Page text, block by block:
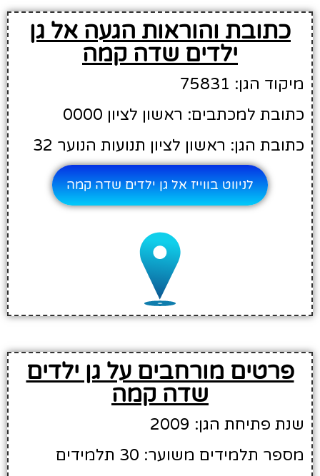
כתובת והוראות הגעה אל גן
ילדים שדה קמה
מיקוד הגן: 75831
כתובת למכתבים: ראשון לציון 0000
כתובת הגן: ראשון לציון תנועות הנוער 32
לניווט בווייז אל גן ילדים שדה קמה
פרטים מורחבים על גן ילדים
שדה קמה
שנת פתיחת הגן: 2009
מספר תלמידים משוער: 30 תלמידים